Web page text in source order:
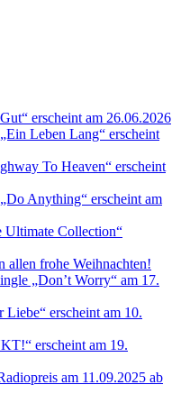
erscheint am 26.06.2026
Leben Lang“ erscheint
To Heaven“ erscheint
Anything“ erscheint am
Ultimate Collection“
allen frohe Weihnachten!
„Don’t Worry“ am 17.
erscheint am 10.
erscheint am 19.
am 11.09.2025 ab